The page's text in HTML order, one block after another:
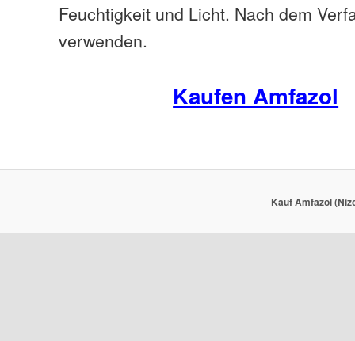
Feuchtigkeit und Licht. Nach dem
verwenden.
Kaufen Amfazol
Kauf Amfazol